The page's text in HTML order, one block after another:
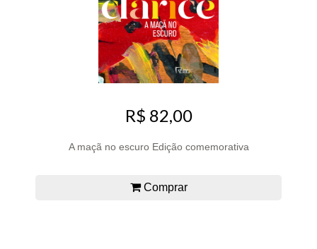
R$ 82,00
A maçã no escuro Edição comemorativa
Comprar